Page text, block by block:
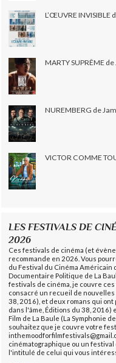
L’ŒUVRE
MARTY SUPRÊME
NUREMBERG de
VICTOR COMME
LES FESTIVALS DE
2026
Ces festivals de cinéma (et
recommande en 2026. Vous
du Festival du Cinéma Américain
Documentaire Politique de La
festivals de cinéma, je couvre
consacré un recueil de
38, 2016), et deux romans qui
dans l'âme, Éditions du 38,
Film de La Baule (La Symphonie
souhaitez que je couvre votre
cinématographique ou un
l'intitulé de celui qui vous